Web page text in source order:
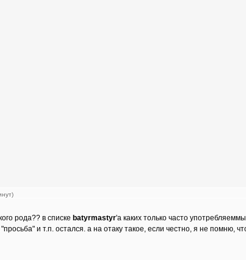
рода?? в списке batyrmastyr'а каких только часто
и т.п. остался. а на отаку такое, если честно, я не помню,